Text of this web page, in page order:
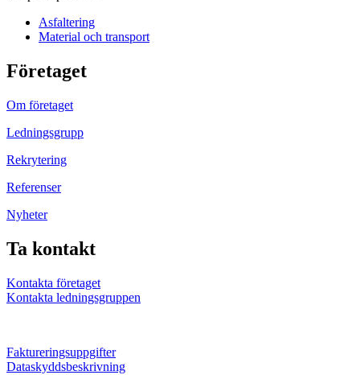
Asfaltering
Material och transport
Företaget
Om företaget
Ledningsgrupp
Rekrytering
Referenser
Nyheter
Ta kontakt
Kontakta företaget
Kontakta ledningsgruppen
Faktureringsuppgifter
Dataskyddsbeskrivning